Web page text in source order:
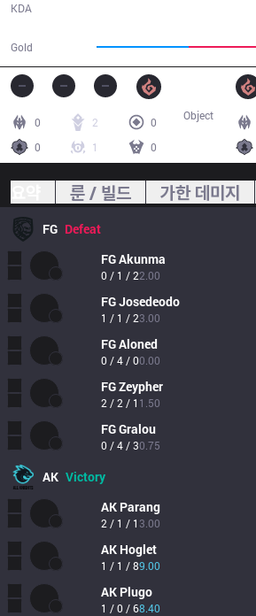
KDA
Gold
0 2
0
0
1 0
Object
룬 / 빌드 가한 데미지
FG Defeat
FGAkunma
0 / 1 / 22.00
FGJosedeodo
1 / 1 / 23.00
FGAloned
0 / 4 / 00.00
FGZeypher
2 / 2 / 1 1.50
FGGralou
0 / 4 / 30.75
AK Victory
AK Parang
2 / 1 / 1 3.00
AK Hoglet
1 / 1 / 89.00
AK Plugo
1 / 0 / 68.40